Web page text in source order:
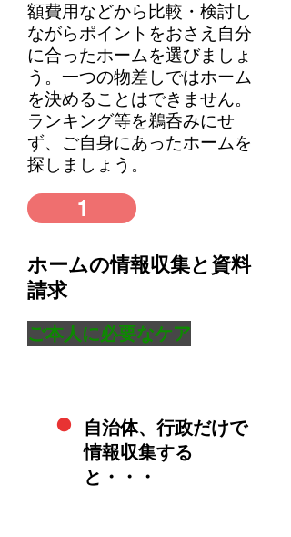
額費用などから比較・検討し
ながらポイントをおさえ自分
に合ったホームを選びましょ
う。一つの物差しではホーム
を決めることはできません。
ランキング等を鵜呑みにせ
ず、ご自身にあったホームを
探しましょう。
1
ホームの情報収集と資料
請求
ご本人に必要なケア
・自治体、行政だけで
情報収集する
と・・・